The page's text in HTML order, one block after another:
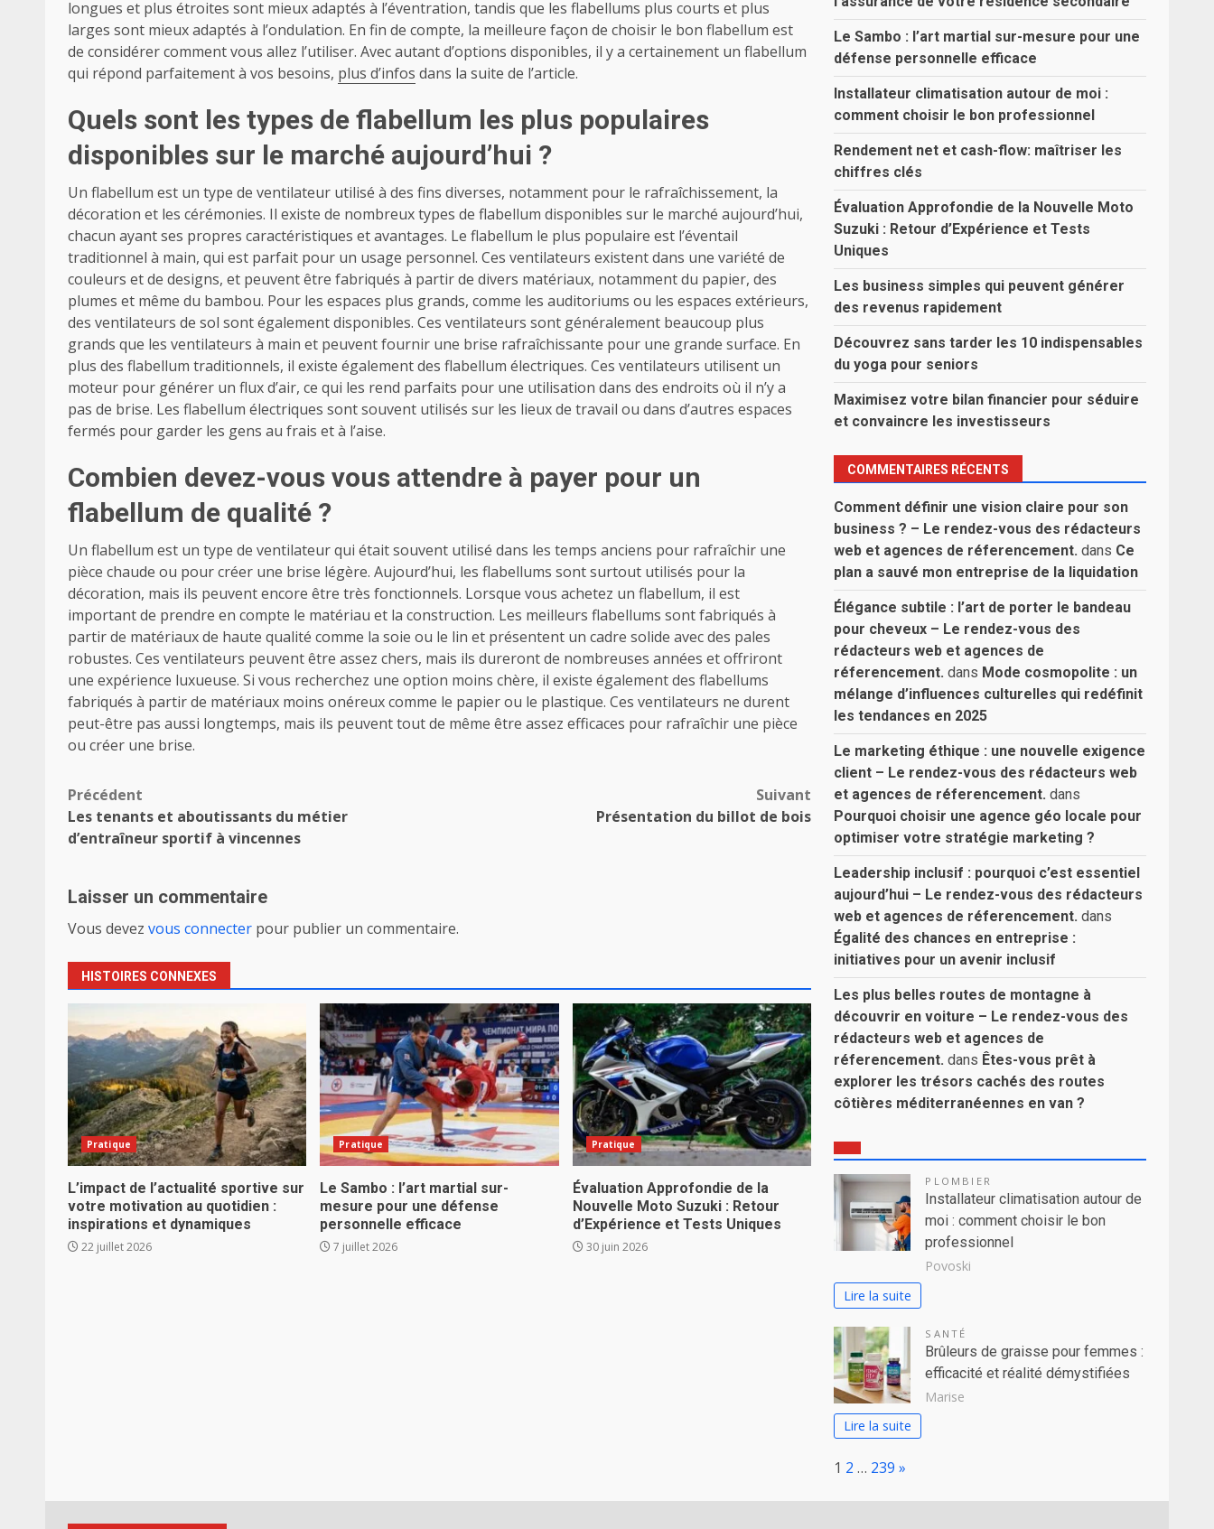
longues et plus étroites sont mieux adaptés à l’éventration, tandis que les flabellums plus courts et plus
larges sont mieux adaptés à l’ondulation. En fin de compte, la meilleure façon de choisir le bon flabellum est
de considérer comment vous allez l’utiliser. Avec autant d’options disponibles, il y a certainement un flabellum
qui répond parfaitement à vos besoins, plus d’infos dans la suite de l’article.
Quels sont les types de flabellum les plus populaires
disponibles sur le marché aujourd’hui ?
Un flabellum est un type de ventilateur utilisé à des fins diverses, notamment pour le rafraîchissement, la
décoration et les cérémonies. Il existe de nombreux types de flabellum disponibles sur le marché aujourd’hui,
chacun ayant ses propres caractéristiques et avantages. Le flabellum le plus populaire est l’éventail
traditionnel à main, qui est parfait pour un usage personnel. Ces ventilateurs existent dans une variété de
couleurs et de designs, et peuvent être fabriqués à partir de divers matériaux, notamment du papier, des
plumes et même du bambou. Pour les espaces plus grands, comme les auditoriums ou les espaces extérieurs,
des ventilateurs de sol sont également disponibles. Ces ventilateurs sont généralement beaucoup plus
grands que les ventilateurs à main et peuvent fournir une brise rafraîchissante pour une grande surface. En
plus des flabellum traditionnels, il existe également des flabellum électriques. Ces ventilateurs utilisent un
moteur pour générer un flux d’air, ce qui les rend parfaits pour une utilisation dans des endroits où il n’y a
pas de brise. Les flabellum électriques sont souvent utilisés sur les lieux de travail ou dans d’autres espaces
fermés pour garder les gens au frais et à l’aise.
Combien devez-vous vous attendre à payer pour un
flabellum de qualité ?
Un flabellum est un type de ventilateur qui était souvent utilisé dans les temps anciens pour rafraîchir une
pièce chaude ou pour créer une brise légère. Aujourd’hui, les flabellums sont surtout utilisés pour la
décoration, mais ils peuvent encore être très fonctionnels. Lorsque vous achetez un flabellum, il est
important de prendre en compte le matériau et la construction. Les meilleurs flabellums sont fabriqués à
partir de matériaux de haute qualité comme la soie ou le lin et présentent un cadre solide avec des pales
robustes. Ces ventilateurs peuvent être assez chers, mais ils dureront de nombreuses années et offriront
une expérience luxueuse. Si vous recherchez une option moins chère, il existe également des flabellums
fabriqués à partir de matériaux moins onéreux comme le papier ou le plastique. Ces ventilateurs ne durent
peut-être pas aussi longtemps, mais ils peuvent tout de même être assez efficaces pour rafraîchir une pièce
ou créer une brise.
Navigation
d’article
Précédent
Les tenants et aboutissants du métier
d’entraîneur sportif à vincennes
Suivant
Présentation du billot de bois
Laisser un commentaire
Vous devez vous connecter pour publier un commentaire.
HISTOIRES CONNEXES
Pratique
L’impact de l’actualité sportive sur
votre motivation au quotidien :
inspirations et dynamiques
22 juillet 2026
Pratique
Le Sambo : l’art martial sur-
mesure pour une défense
personnelle efficace
7 juillet 2026
Pratique
Évaluation Approfondie de la
Nouvelle Moto Suzuki : Retour
d’Expérience et Tests Uniques
30 juin 2026
Le Sambo : l’art martial sur-mesure pour une
défense personnelle efficace
Installateur climatisation autour de moi :
comment choisir le bon professionnel
Rendement net et cash-flow: maîtriser les
chiffres clés
Évaluation Approfondie de la Nouvelle Moto
Suzuki : Retour d’Expérience et Tests
Uniques
Les business simples qui peuvent générer
des revenus rapidement
Découvrez sans tarder les 10 indispensables
du yoga pour seniors
Maximisez votre bilan financier pour séduire
et convaincre les investisseurs
COMMENTAIRES RÉCENTS
Comment définir une vision claire pour son
business ? – Le rendez-vous des rédacteurs
web et agences de réferencement. dans Ce
plan a sauvé mon entreprise de la liquidation
Élégance subtile : l’art de porter le bandeau
pour cheveux – Le rendez-vous des
rédacteurs web et agences de
réferencement. dans Mode cosmopolite : un
mélange d’influences culturelles qui redéfinit
les tendances en 2025
Le marketing éthique : une nouvelle exigence
client – Le rendez-vous des rédacteurs web
et agences de réferencement. dans
Pourquoi choisir une agence géo locale pour
optimiser votre stratégie marketing ?
Leadership inclusif : pourquoi c’est essentiel
aujourd’hui – Le rendez-vous des rédacteurs
web et agences de réferencement. dans
Égalité des chances en entreprise :
initiatives pour un avenir inclusif
Les plus belles routes de montagne à
découvrir en voiture – Le rendez-vous des
rédacteurs web et agences de
réferencement. dans Êtes-vous prêt à
explorer les trésors cachés des routes
côtières méditerranéennes en van ?
PLOMBIER
Installateur climatisation autour de
moi : comment choisir le bon
professionnel
Povoski
Lire la suite
SANTÉ
Brûleurs de graisse pour femmes :
efficacité et réalité démystifiées
Marise
Lire la suite
Page:
1 2 … 239 Next
»